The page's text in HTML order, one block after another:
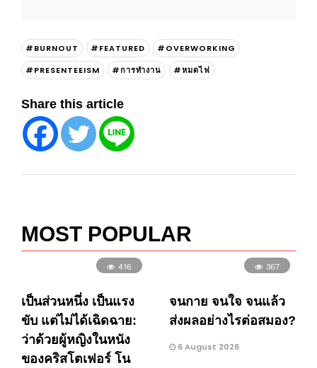
#BURNOUT #FEATURED
#OVERWORKING
#PRESENTEEISM
#การทำงาน #หมดไฟ
Share this article
MOST POPULAR
416
เป็นส่วนหนึ่ง เป็นแรง
ขับ แต่ไม่ได้เฉิดฉาย:
ว่าด้วยผู้หญิงในหนัง
ของคริสโตเฟอร์ โน
367
จนกาย จนใจ จนแล้ว
ส่งผลอย่างไรต่อสมอง?
6 August 2026